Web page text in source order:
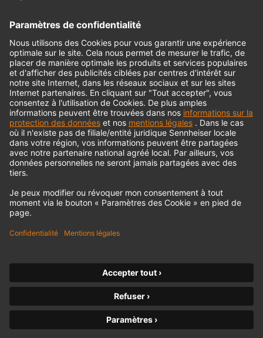
© 2018 - 2026Georg Neumann GmbH
Impression
Politique de confidentialité
Conditions générales
Droit de rétractation
Declarer la rétraction